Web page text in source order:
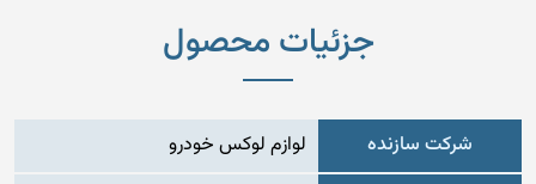
جزئیات محصول
شرکت سازنده
لوازم لوکس خودرو